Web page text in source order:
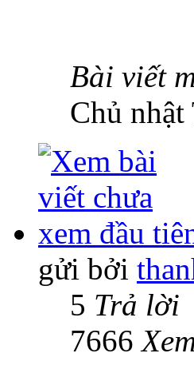
Bài viết
Chủ
gửi bởi
5 Trả lời
7666